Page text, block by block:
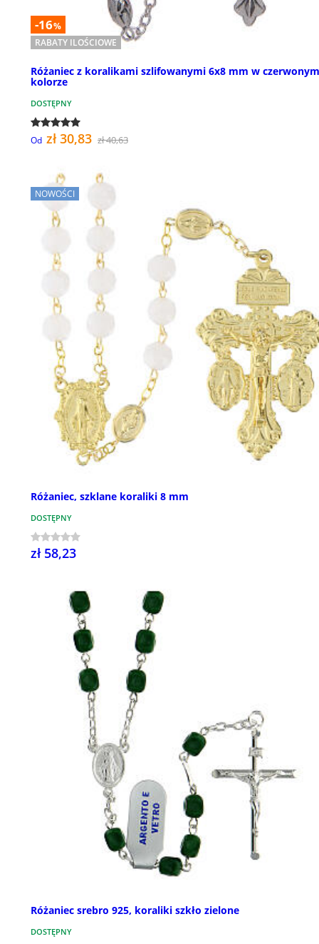
-16%
RABATY ILOŚCIOWE
Różaniec z koralikami szlifowanymi 6x8 mm w czerwonym
kolorze
DOSTĘPNY
Od zł 30,83 zł 40,63
NOWOŚCI
Różaniec, szklane koraliki 8 mm
DOSTĘPNY
zł 58,23
Różaniec srebro 925, koraliki szkło zielone
DOSTĘPNY